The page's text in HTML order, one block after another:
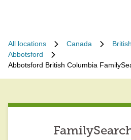
All locations Canada
Abbotsford
Abbotsford British Columbia